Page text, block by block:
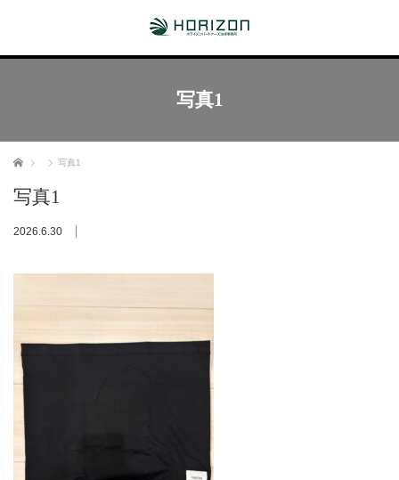
写真1
ホーム 写真1
写真1
2026.6.30